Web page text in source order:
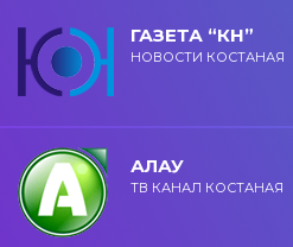
ГАЗЕТА “КН”
НОВОСТИ КОСТАНАЯ
АЛАУ
ТВ КАНАЛ КОСТАНАЯ